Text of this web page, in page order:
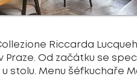
Riccarda
Od začátku se
stolu. Menu šéfkuchaře